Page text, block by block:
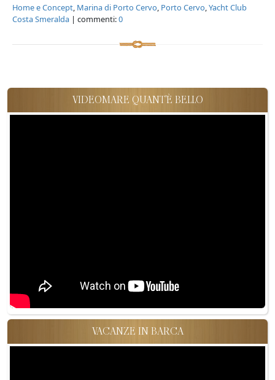
Home e Concept, Marina di Porto Cervo, Porto Cervo,Yacht Club
Costa Smeralda | commenti:0
VIDEOMARE QUANT'È BELLO
VACANZE IN BARCA